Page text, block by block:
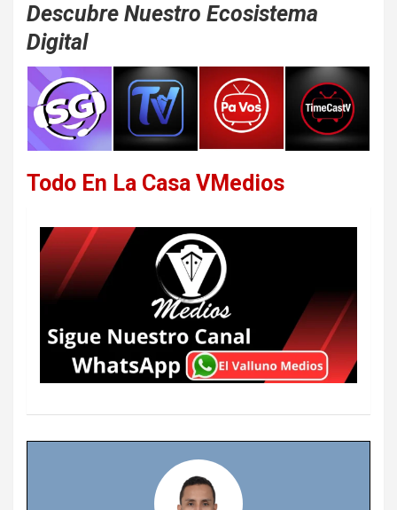
Descubre Nuestro Ecosistema
Digital
Todo En La Casa VMedios